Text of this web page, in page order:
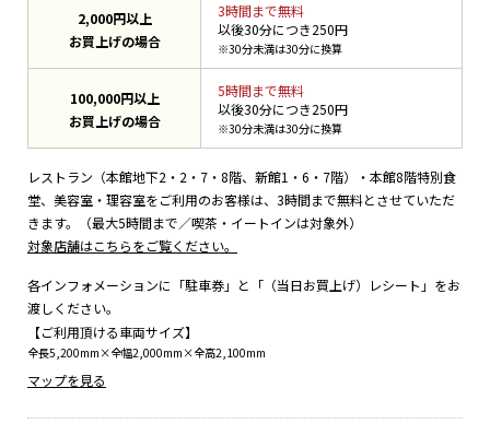
2,000円以上
お買上げの場合
3時間まで無料
以後30分につき250円
※30分未満は30分に換算
100,000円以上
お買上げの場合
5時間まで無料
以後30分につき250円
※30分未満は30分に換算
レストラン（本館地下2・2・7・8階、新館1・6・7階）・本館8階特別食
堂、美容室・理容室をご利用のお客様は、3時間まで無料とさせていただ
きます。（最大5時間まで／喫茶・イートインは対象外）
対象店舗はこちらをご覧ください。
各インフォメーションに「駐車券」と「（当日お買上げ）レシート」をお
渡しください。
【ご利用頂ける車両サイズ】
全長5,200mm×全幅2,000mm×全高2,100mm
マップを見る